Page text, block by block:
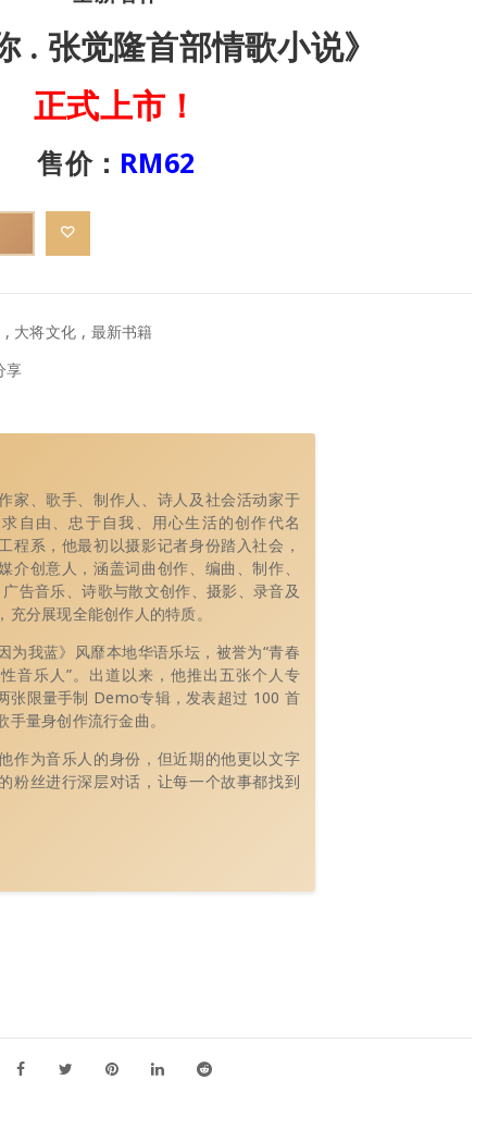
. 张觉隆首部情歌小说》
正式上市！
售价： RM62
, 大将文化 , 最新书籍
享
家、歌手、制作人、诗人及社会活动家于
自由、忠于自我、用心生活的创作代名
程系，他最初以摄影记者身份踏入社会，
介创意人，涵盖词曲创作、编曲、制作、
告音乐、诗歌与散文创作、摄影、录音及
充分展现全能创作人的特质。
为我蓝》风靡本地华语乐坛，被誉为“青春
音乐人”。出道以来，他推出五张个人专
张限量手制 Demo专辑，发表超过 100 首
手量身创作流行金曲。
作为音乐人的身份，但近期的他更以文字
粉丝进行深层对话，让每一个故事都找到